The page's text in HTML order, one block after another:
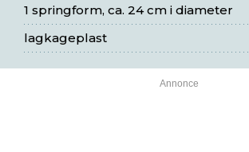
1 springform, ca. 24 cm i diameter
lagkageplast